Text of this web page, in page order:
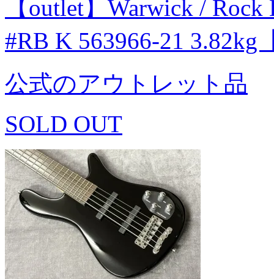
【outlet】Warwick /
#RB K 563966-21 3.82kg
公式のアウトレット品
SOLD OUT